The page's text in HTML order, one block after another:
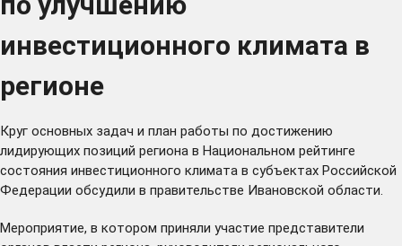
инвестиционного климата в
регионе
Круг основных задач и план работы по достижению
лидирующих позиций региона в Национальном рейтинге
состояния инвестиционного климата в субъектах Российской
Федерации обсудили в правительстве Ивановской области.
Мероприятие, в котором приняли участие представители